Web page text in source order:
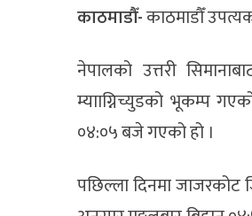
काठमाडौँ-काठमाडौँ
नेपालको उत्तरी
म्यााग्निच्युडको भूकम्प
०४:०५ बजे गएको हो ।
पछिल्ला दिनमा जाजरकोट